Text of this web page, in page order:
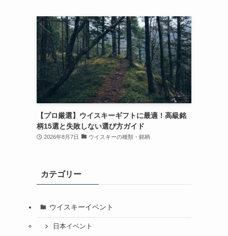
【プロ厳選】ウイスキーギフトに最適！高級銘
柄15選と失敗しない選び方ガイド
2026年8月7日 ウイスキーの種類・銘柄
カテゴリー
ウイスキーイベント
日本イベント